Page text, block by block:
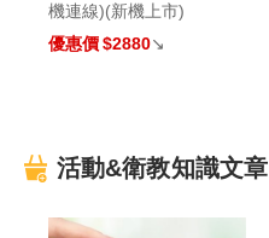
機連線)(新機上市)
優惠價 $2880↘
活動&衛教知識文章